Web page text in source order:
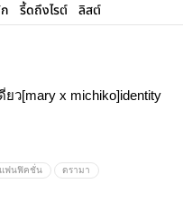
รี้ดถึงไรต์ ลิสต์
ว[mary x michiko]identity
แฟนฟิคชั่น ดรามา